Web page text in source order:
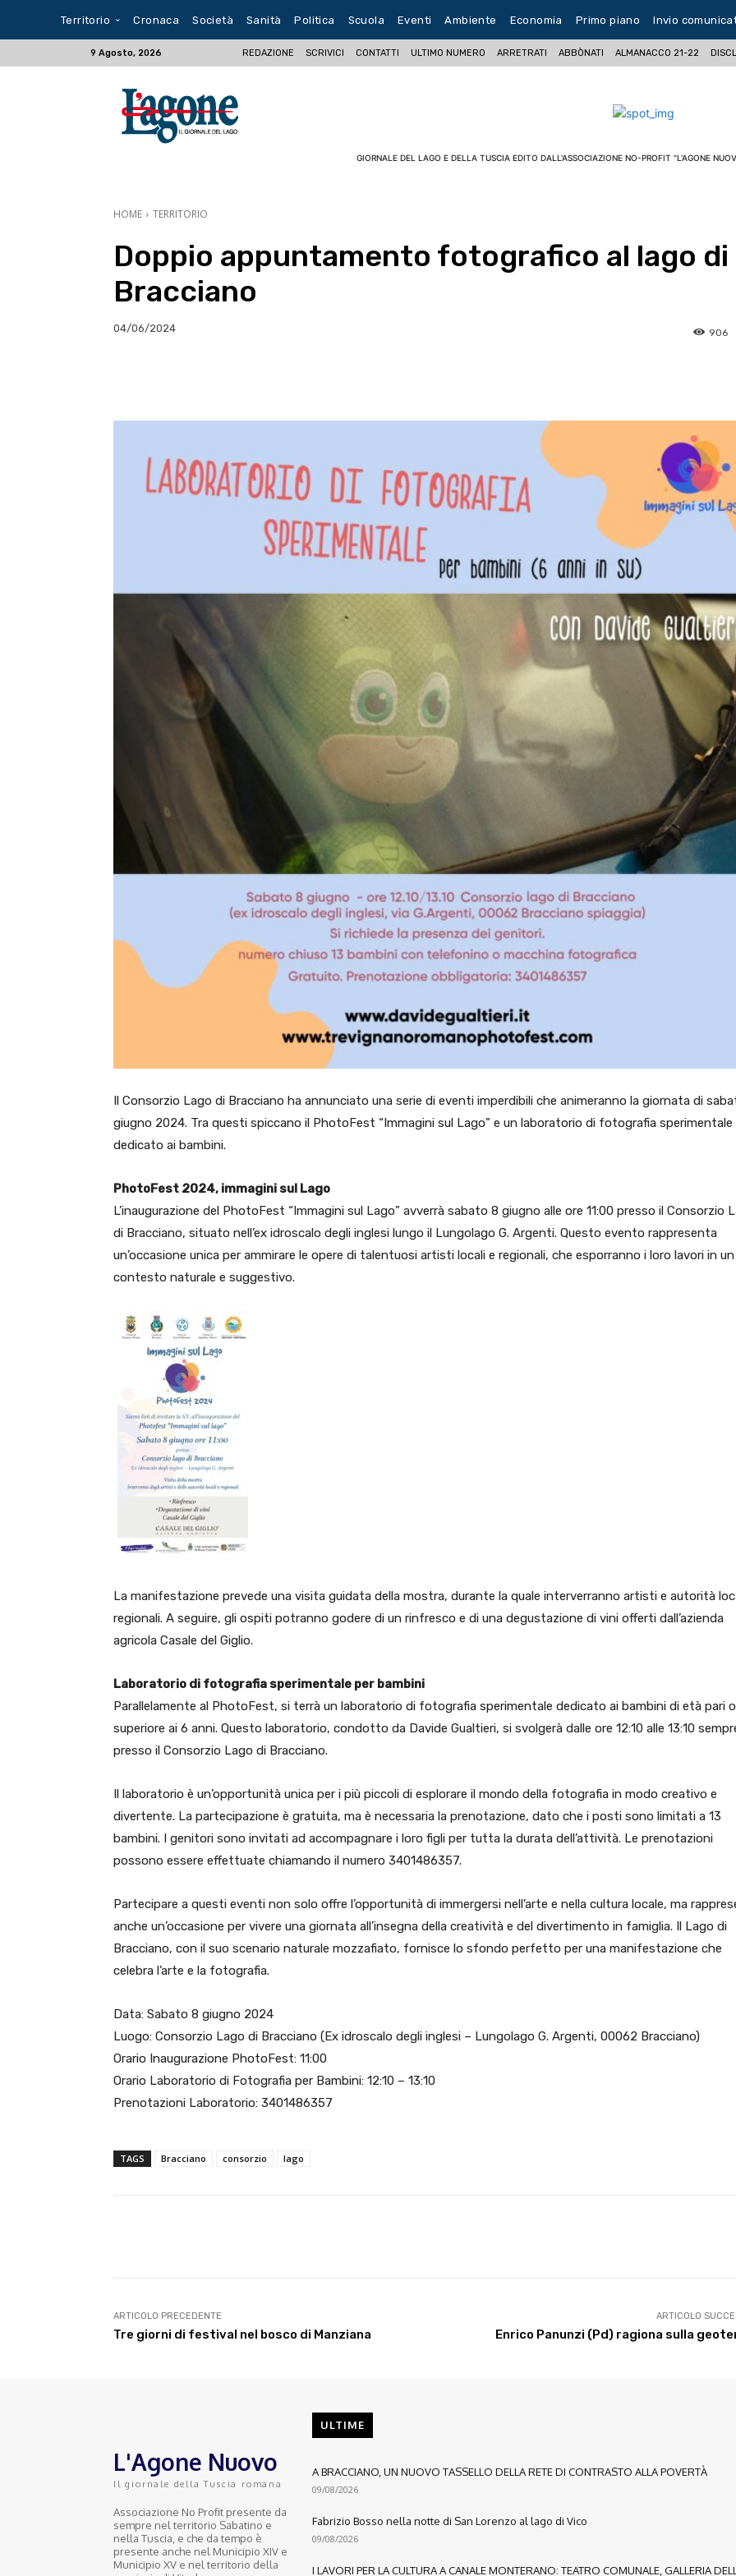
Territorio Cronaca Società Sanità Politica Scuola Eventi Ambiente Economia Primo piano Invio
9 Agosto, 2026 REDAZIONE SCRIVICI CONTATTI ULTIMO NUMERO ARRETRATI ABBÒNATI ALMANACCO 21-22
GIORNALE DEL LAGO E DELLA TUSCIA EDITO DALL'ASSOCIAZIONE NO-PROFIT "L'AGONE
HOME TERRITORIO
Doppio appuntamento fotografico al lago di
Bracciano
04/06/2024 906
Il Consorzio Lago di Bracciano ha annunciato una serie di eventi imperdibili che animeranno la giornata di
giugno 2024. Tra questi spiccano il PhotoFest “Immagini sul Lago” e un laboratorio di fotografia sperimentale
dedicato ai bambini.
PhotoFest 2024, immagini sul Lago
L’inaugurazione del PhotoFest “Immagini sul Lago” avverrà sabato 8 giugno alle ore 11:00 presso il Consorzio
di Bracciano, situato nell’ex idroscalo degli inglesi lungo il Lungolago G. Argenti. Questo evento rappresenta
un’occasione unica per ammirare le opere di talentuosi artisti locali e regionali, che esporranno i loro lavori in un
contesto naturale e suggestivo.
La manifestazione prevede una visita guidata della mostra, durante la quale interverranno artisti e autorità
regionali. A seguire, gli ospiti potranno godere di un rinfresco e di una degustazione di vini offerti dall’azienda
agricola Casale del Giglio.
Laboratorio di fotografia sperimentale per bambini
Parallelamente al PhotoFest, si terrà un laboratorio di fotografia sperimentale dedicato ai bambini di età pari o
superiore ai 6 anni. Questo laboratorio, condotto da Davide Gualtieri, si svolgerà dalle ore 12:10 alle 13:10
presso il Consorzio Lago di Bracciano.
Il laboratorio è un’opportunità unica per i più piccoli di esplorare il mondo della fotografia in modo creativo e
divertente. La partecipazione è gratuita, ma è necessaria la prenotazione, dato che i posti sono limitati a 13
bambini. I genitori sono invitati ad accompagnare i loro figli per tutta la durata dell’attività. Le prenotazioni
possono essere effettuate chiamando il numero 3401486357.
Partecipare a questi eventi non solo offre l’opportunità di immergersi nell’arte e nella cultura locale, ma
anche un’occasione per vivere una giornata all’insegna della creatività e del divertimento in famiglia. Il Lago di
Bracciano, con il suo scenario naturale mozzafiato, fornisce lo sfondo perfetto per una manifestazione che
celebra l’arte e la fotografia.
Data: Sabato 8 giugno 2024
Luogo: Consorzio Lago di Bracciano (Ex idroscalo degli inglesi – Lungolago G. Argenti, 00062 Bracciano)
Orario Inaugurazione PhotoFest: 11:00
Orario Laboratorio di Fotografia per Bambini: 12:10 – 13:10
Prenotazioni Laboratorio: 3401486357
TAGS Bracciano consorzio lago
ARTICOLO PRECEDENTE
Tre giorni di festival nel bosco di Manziana
ARTICOLO
Enrico Panunzi (Pd) ragiona sulla
L'Agone Nuovo
Il giornale della Tuscia romana
Associazione No Profit presente da
sempre nel territorio Sabatino e
nella Tuscia, e che da tempo è
presente anche nel Municipio XIV e
Municipio XV e nel territorio della
ULTIME
A BRACCIANO, UN NUOVO TASSELLO DELLA RETE DI CONTRASTO ALLA POVERTÀ
09/08/2026
Fabrizio Bosso nella notte di San Lorenzo al lago di Vico
09/08/2026
I LAVORI PER LA CULTURA A CANALE MONTERANO: TEATRO COMUNALE, GALLERIA